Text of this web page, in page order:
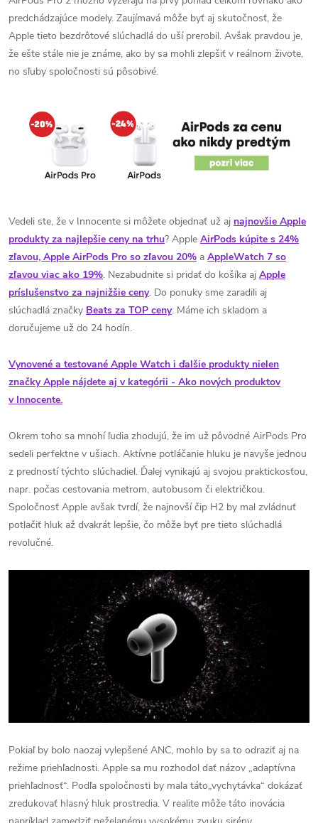
predchádzajúce modely. Zaujímavá môže byť aj skutočnosť, že
Apple tieto bezdrôtové slúchadlá do uší prerobil. Avšak pravdou je,
že ešte stále nie je známe, ako by sa mohli zlepšiť v reálnom živote,
no sľuby spoločnosti sú pôsobivé.
Vedeli ste, že v Innocente si môžete objednať už aj najnovšie Apple
produkty za najlepšie ceny na trhu? Apple AirPods kúpite s 24%
zľavou, Apple AirPods Pro so zľavou 20% a AppleWatch 7 so
zľavou viac ako 19%. Nezabudnite si pridať do košíka aj Apple
príslušenstvo za najnižšie ceny. Do ponuky sme zaradili aj
slúchadlá značky Beats za TOP ceny. Máme ich skladom a
doručujeme už do 24 hodín.
Vynovené a testované Apple Watch i ďalšie produkty nielen
značky Apple nájdete aj v kategórii - Ako nových produktov
v Innocente.
Okrem toho sa mnohí ľudia zhodujú, že im už pôvodné AirPods Pro
sedeli perfektne v ušiach. Aktívne potláčanie hluku je navyše jednou
z predností týchto slúchadiel. Ďalej vynikajú aj svojou praktickosťou,
napr. počas cestovania metrom, autobusom či električkou.
Spoločnosť Apple avšak tvrdí, že najnovší čip H2 by mal zvládnuť
potlačiť hluk až dvakrát lepšie, čo môže byť pre tieto slúchadlá
revolučné.
Pokiaľ by bolo naozaj vylepšené ANC, mohlo by sa to odraziť aj na
režime priehľadnosti. Apple sa mu rozhodol dať názov „adaptívna
priehľadnosť“. Podľa spoločnosti by mala táto„vychytávka“ dokázať
zredukovať hlasný hluk prostredia. V realite môže táto inovácia